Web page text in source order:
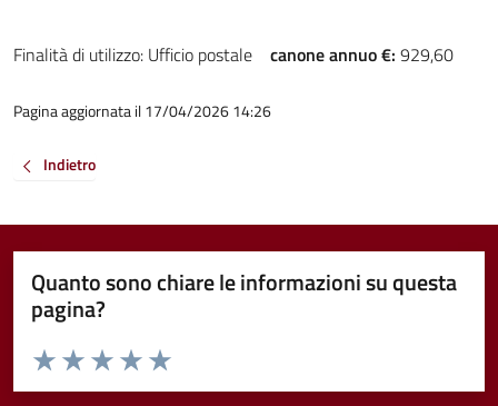
Finalità di utilizzo: Ufficio postale canone annuo €: 929,60
Pagina aggiornata il 17/04/2026 14:26
Indietro
Quanto sono chiare le informazioni su questa
pagina?
Valuta da 1 a 5 stelle la pagina
Valuta 5 stelle su 5
Valuta 4 stelle su 5
Valuta 3 stelle su 5
Valuta 2 stelle su 5
Valuta 1 stelle su 5